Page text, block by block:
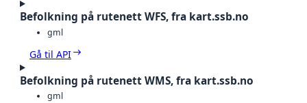
Befolkning på rutenett WFS, fra kart.ssb.no
gml
Gå til API
Befolkning på rutenett WMS, fra kart.ssb.no
gml